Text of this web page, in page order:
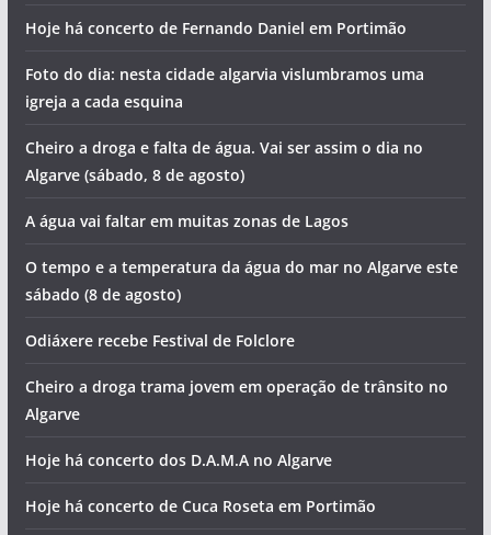
Hoje há concerto de Fernando Daniel em Portimão
Foto do dia: nesta cidade algarvia vislumbramos uma
igreja a cada esquina
Cheiro a droga e falta de água. Vai ser assim o dia no
Algarve (sábado, 8 de agosto)
A água vai faltar em muitas zonas de Lagos
O tempo e a temperatura da água do mar no Algarve este
sábado (8 de agosto)
Odiáxere recebe Festival de Folclore
Cheiro a droga trama jovem em operação de trânsito no
Algarve
Hoje há concerto dos D.A.M.A no Algarve
Hoje há concerto de Cuca Roseta em Portimão